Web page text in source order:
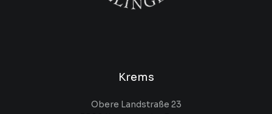
Krems
Obere Landstraße 23